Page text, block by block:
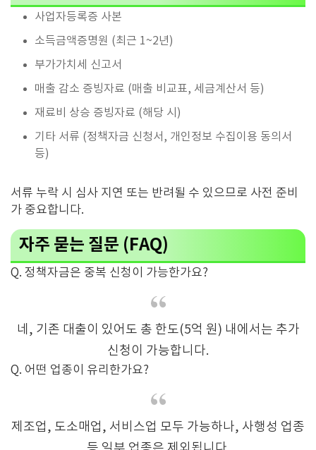
사업자등록증 사본
소득금액증명원 (최근 1~2년)
부가가치세 신고서
매출 감소 증빙자료 (매출 비교표, 세금계산서 등)
재료비 상승 증빙자료 (해당 시)
기타 서류 (정책자금 신청서, 개인정보 수집이용 동의서
등)
서류 누락 시 심사 지연 또는 반려될 수 있으므로 사전 준비
가 중요합니다.
자주 묻는 질문 (FAQ)
Q. 정책자금은 중복 신청이 가능한가요?
네, 기존 대출이 있어도 총 한도(5억 원) 내에서는 추가
신청이 가능합니다.
Q. 어떤 업종이 유리한가요?
제조업, 도소매업, 서비스업 모두 가능하나, 사행성 업종